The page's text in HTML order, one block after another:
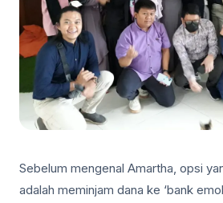
Sebelum mengenal Amartha, opsi
adalah meminjam dana ke ‘bank